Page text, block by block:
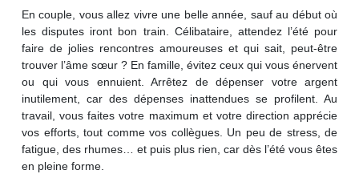
En couple, vous allez vivre une belle année, sauf au début où
les disputes iront bon train. Célibataire, attendez l’été pour
faire de jolies rencontres amoureuses et qui sait, peut-être
trouver l’âme sœur ? En famille, évitez ceux qui vous énervent
ou qui vous ennuient. Arrêtez de dépenser votre argent
inutilement, car des dépenses inattendues se profilent. Au
travail, vous faites votre maximum et votre direction apprécie
vos efforts, tout comme vos collègues. Un peu de stress, de
fatigue, des rhumes… et puis plus rien, car dès l’été vous êtes
en pleine forme.